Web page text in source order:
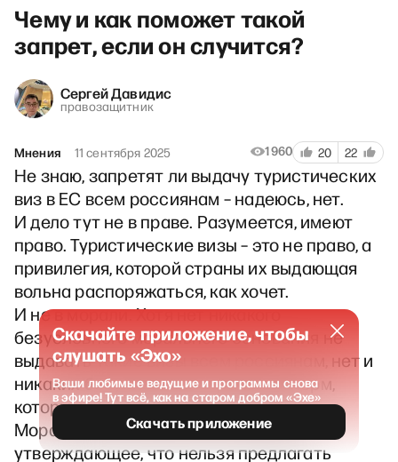
Чему и как поможет такой
запрет, если он случится?
Сергей Давидис
правозащитник
Мнения 11 сентября 2025 1960 20 22
Не знаю, запретят ли выдачу туристических
виз в ЕС всем россиянам – надеюсь, нет.
И дело тут не в праве. Разумеется, имеют
право. Туристические визы – это не право, а
привилегия, которой страны их выдающая
вольна распоряжаться, как хочет.
И не в морали. Хотя нет никакого
безусловного морального основания не
выдавать такие визы всем россиянам, нет и
никаких безусловных моральных норм,
которым такой запрет противоречит.
Морально же окрашенное суждение,
утверждающее, что нельзя предлагать
Скачайте приложение, чтобы
слушать «Эхо»
Ваши любимые ведущие и программы снова
в эфире! Тут всё, как на старом добром «Эхе»
Скачать приложение